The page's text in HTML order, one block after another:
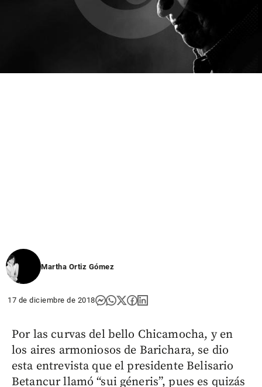
Martha Ortiz Gómez
17 de diciembre de 2018
Por las curvas del bello Chicamocha, y en
los aires armoniosos de Barichara, se dio
esta entrevista que el presidente Belisario
Betancur llamó “sui géneris”, pues es quizás